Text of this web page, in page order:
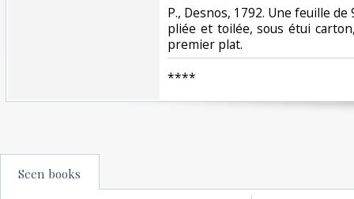
‎P., Desnos, 1792. Une feuille
pliée et toilée, sous étui
premier plat.‎
‎****‎
Seen books